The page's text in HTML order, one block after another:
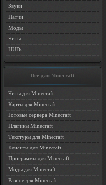
Звуки
Патчи
Моды
Читы
HUDs
Все для Minecraft
Читы для Minecraft
Карты для Minecraft
Готовые сервера Minecraft
Плагины Minecraft
Текстуры для Minecraft
Клиенты для Minecraft
Программы для Minecraft
Моды для Minecraft
Разное для Minecraft